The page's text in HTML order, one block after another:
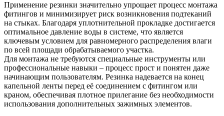
Применение резинки значительно упрощает процесс монтажа
фитингов и минимизирует риск возникновения подтеканий
на стыках. Благодаря уплотнительной прокладке достигается
оптимальное давление воды в системе, что является
ключевым условием для равномерного распределения влаги
по всей площади обрабатываемого участка.
Для монтажа не требуются специальные инструменты или
профессиональные навыки – процесс прост и понятен даже
начинающим пользователям. Резинка надевается на конец
капельной ленты перед её соединением с фитингом или
краном, обеспечивая плотное прилегание без необходимости
использования дополнительных зажимных элементов.